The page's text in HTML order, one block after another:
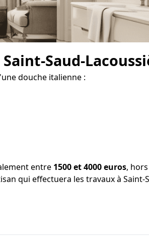
Saud-
douche italienne :
entre 1500 et 4000 euros,
qui effectuera les travaux à Saint-